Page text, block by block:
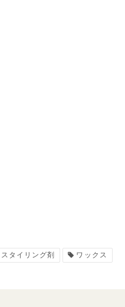
スタイリング剤 ワックス